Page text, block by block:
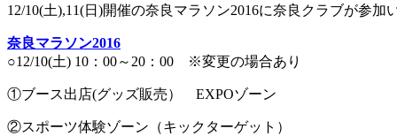
12/10(土),11(日)開催の奈良マラソン2016に奈良クラブが参加
奈良マラソン2016
○12/10(土) 10：00～20：00 ※変更の場合あり
①ブース出店(グッズ販売） EXPOゾーン
②スポーツ体験ゾーン（キックターゲット）